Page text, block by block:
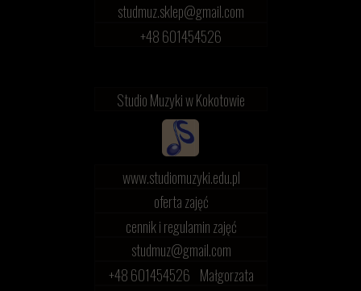
studmuz.sklep@gmail.com
+48 601454526
Studio Muzyki w Kokotowie
www.studiomuzyki.edu.pl
oferta zajęć
cennik i regulamin zajęć
studmuz@gmail.com
+48 601454526 Małgorzata